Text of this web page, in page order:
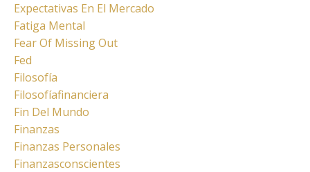
Expectativas En El Mercado
Fatiga Mental
Fear Of Missing Out
Fed
Filosofía
Filosofíafinanciera
Fin Del Mundo
Finanzas
Finanzas Personales
Finanzasconscientes